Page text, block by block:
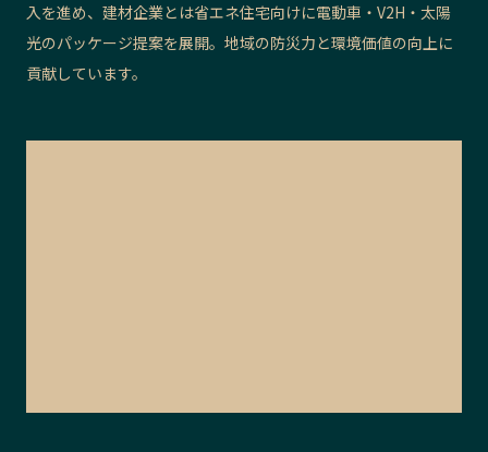
入を進め、建材企業とは省エネ住宅向けに電動車・V2H・太陽
光のパッケージ提案を展開。地域の防災力と環境価値の向上に
貢献しています。